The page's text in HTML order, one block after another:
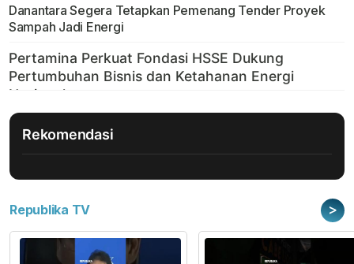
Danantara Segera Tetapkan Pemenang Tender Proyek
Sampah Jadi Energi
Rekomendasi
Republika TV >